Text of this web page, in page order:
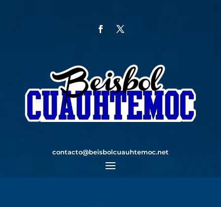
contacto@beisbolcuauhtemoc.net